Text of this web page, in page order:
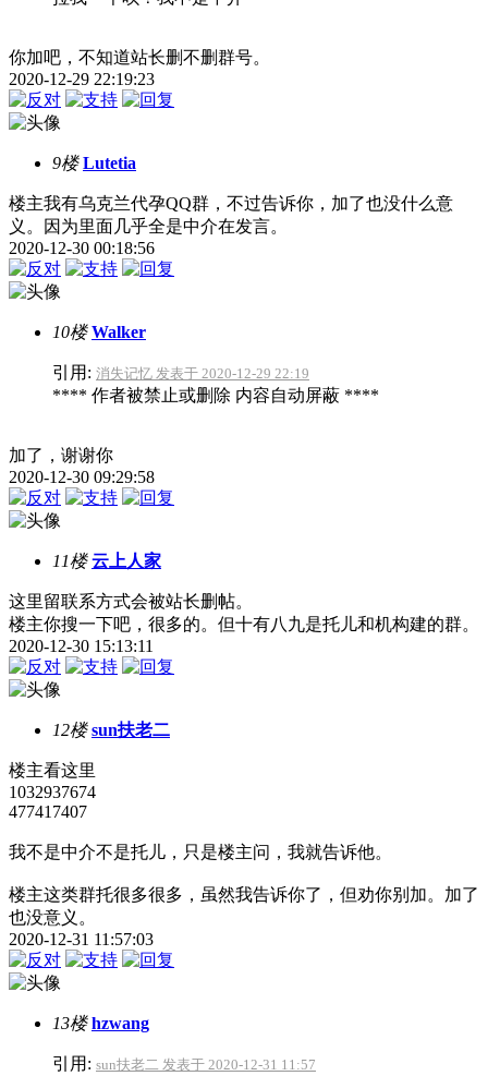
你加吧，不知道站长删不删群号。
2020-12-29 22:19:23
9楼 Lutetia
楼主我有乌克兰代孕QQ群，不过告诉你，加了也没什么意
义。因为里面几乎全是中介在发言。
2020-12-30 00:18:56
10楼 Walker
引用: 消失记忆 发表于 2020-12-29 22:19
**** 作者被禁止或删除 内容自动屏蔽 ****
加了，谢谢你
2020-12-30 09:29:58
11楼 云上人家
这里留联系方式会被站长删帖。
楼主你搜一下吧，很多的。但十有八九是托儿和机构建的群。
2020-12-30 15:13:11
12楼 sun扶老二
楼主看这里
1032937674
477417407
我不是中介不是托儿，只是楼主问，我就告诉他。
楼主这类群托很多很多，虽然我告诉你了，但劝你别加。加了
也没意义。
2020-12-31 11:57:03
13楼 hzwang
引用: sun扶老二 发表于 2020-12-31 11:57